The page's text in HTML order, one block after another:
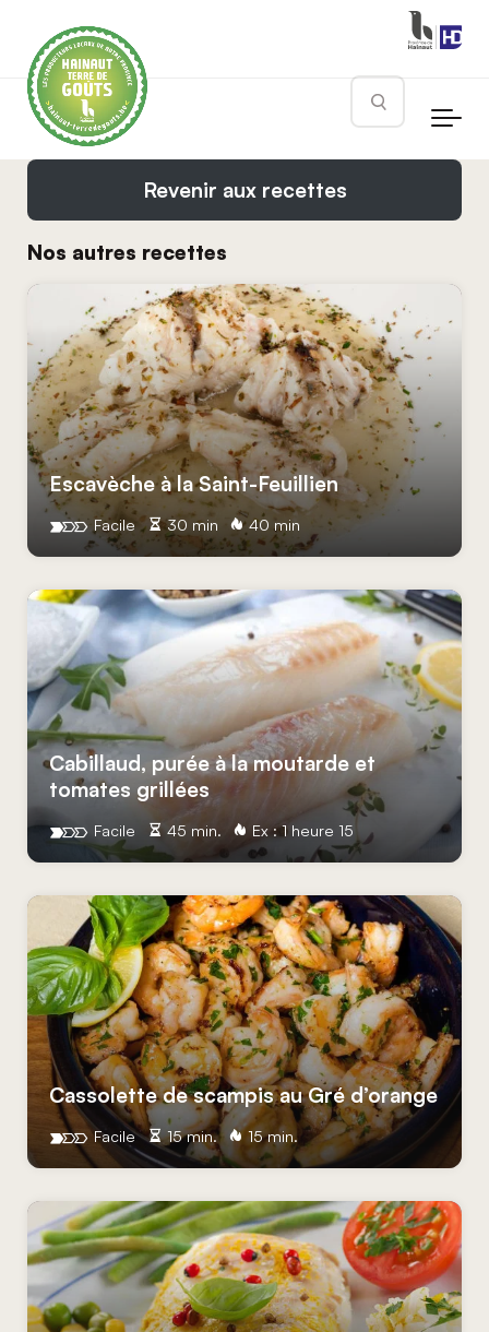
Rechercher
Revenir aux recettes
Nos autres recettes
Escavèche à la Saint-Feuillien
30 min 40 min
Facile
Cabillaud, purée à la moutarde et
tomates grillées
45 min. Ex : 1 heure 15
Facile
Cassolette de scampis au Gré d’orange
15 min. 15 min.
Facile